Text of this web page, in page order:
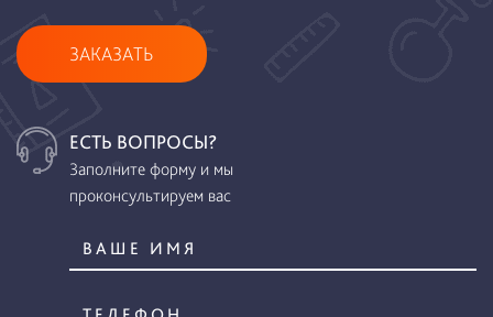
ЗАКАЗАТЬ
ЕСТЬ ВОПРОСЫ?
Заполните форму и мы
проконсультируем вас